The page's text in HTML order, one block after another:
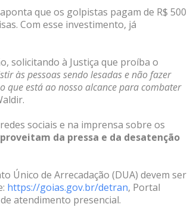
que os golpistas pagam de R$ 500
Com esse investimento, já
solicitando à Justiça que proíba o
às pessoas sendo lesadas e não fazer
que está ao nosso alcance para combater
sociais e na imprensa sobre os
da pressa e da desatenção
Único de Arrecadação (DUA) devem ser
https://goias.gov.br/detran, Portal
atendimento presencial.